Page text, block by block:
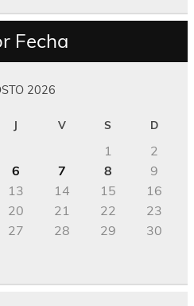
Fecha
2026
J V S D
1
2
6 7 8
9
13 14 15
16
20 21 22
23
27 28 29
30